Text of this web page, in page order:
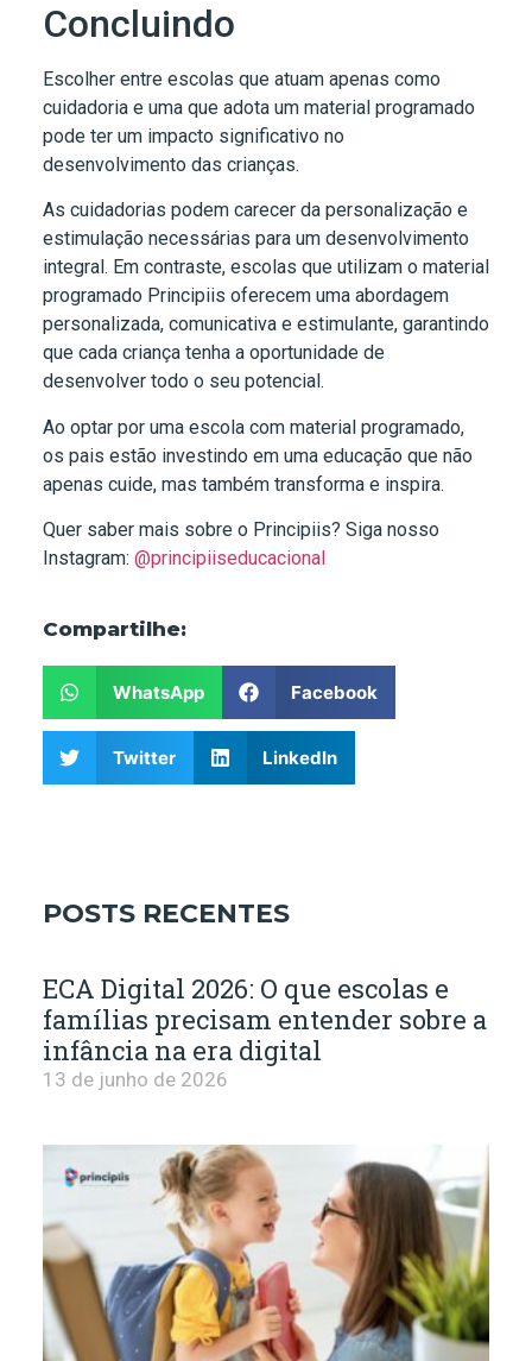
Concluindo
Escolher entre escolas que atuam apenas como
cuidadoria e uma que adota um material programado
pode ter um impacto significativo no
desenvolvimento das crianças.
As cuidadorias podem carecer da personalização e
estimulação necessárias para um desenvolvimento
integral. Em contraste, escolas que utilizam o material
programado Principiis oferecem uma abordagem
personalizada, comunicativa e estimulante, garantindo
que cada criança tenha a oportunidade de
desenvolver todo o seu potencial.
Ao optar por uma escola com material programado,
os pais estão investindo em uma educação que não
apenas cuide, mas também transforma e inspira.
Quer saber mais sobre o Principiis? Siga nosso
Instagram: @principiiseducacional
Compartilhe:
WhatsApp Facebook
Twitter LinkedIn
POSTS RECENTES
ECA Digital 2026: O que escolas e
famílias precisam entender sobre a
infância na era digital
13 de junho de 2026